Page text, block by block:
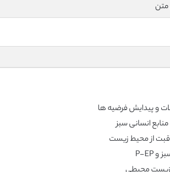
متن